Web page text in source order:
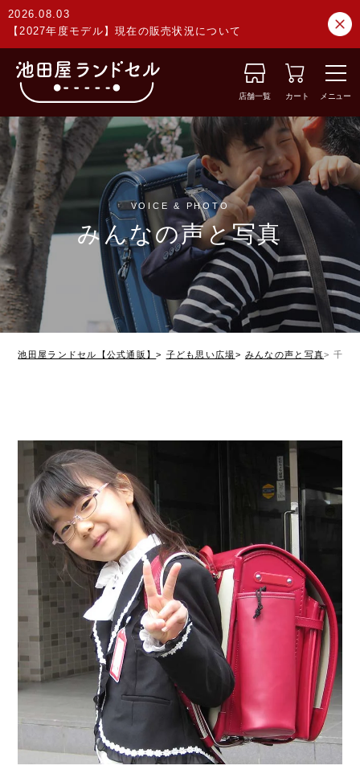
2026.08.03
【2027年度モデル】現在の販売状況について
店舗一覧 カート メニュー
VOICE & PHOTO
みんなの声と写真
池田屋ランドセル【公式通販】 子ども思い広場 みんなの声と写真 千葉